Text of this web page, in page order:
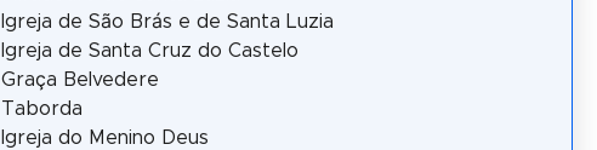
Igreja de São Brás e de Santa Luzia
Igreja de Santa Cruz do Castelo
Graça Belvedere
Taborda
Igreja do Menino Deus